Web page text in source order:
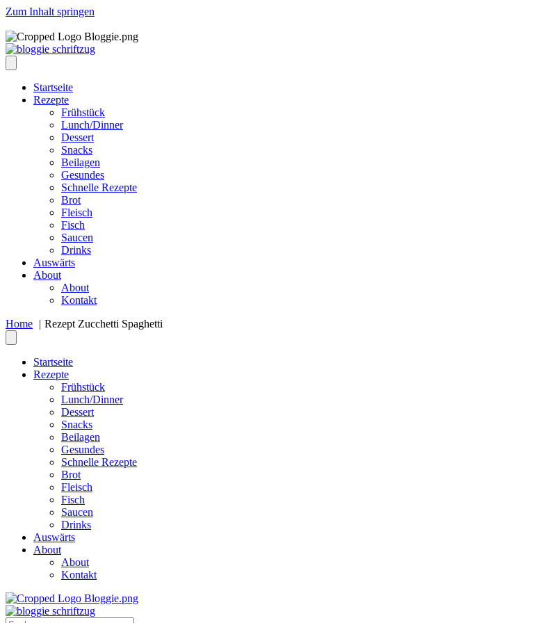
Zum Inhalt springen
Startseite
Rezepte
Frühstück
Lunch/Dinner
Dessert
Snacks
Beilagen
Gesundes
Schnelle Rezepte
Brot
Fleisch
Fisch
Saucen
Drinks
Auswärts
About
About
Kontakt
Home
Rezept Zucchetti Spaghetti
Startseite
Rezepte
Frühstück
Lunch/Dinner
Dessert
Snacks
Beilagen
Gesundes
Schnelle Rezepte
Brot
Fleisch
Fisch
Saucen
Drinks
Auswärts
About
About
Kontakt